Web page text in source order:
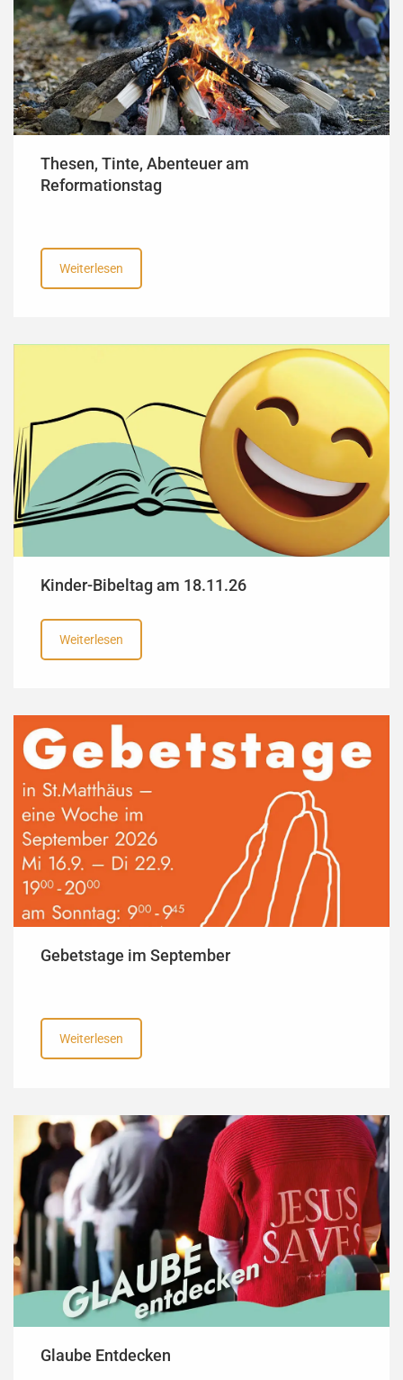
Thesen, Tinte, Abenteuer am
Reformationstag
Weiterlesen
Kinder-Bibeltag am 18.11.26
Weiterlesen
Gebetstage im September
Weiterlesen
Glaube Entdecken